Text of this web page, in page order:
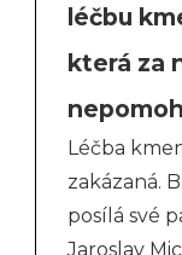
léčbu
která za
Léčba
zakázaná.
posílá své
Jaroslav